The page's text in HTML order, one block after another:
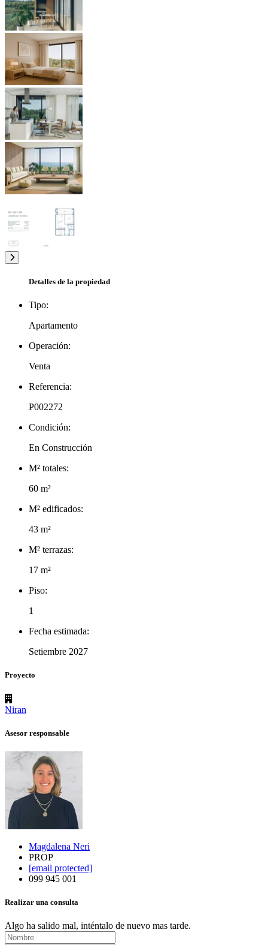
Detalles de la propiedad
Tipo:
Apartamento
Operación:
Venta
Referencia:
P002272
Condición:
En Construcción
M² totales:
60 m²
M² edificados:
43 m²
M² terrazas:
17 m²
Piso:
1
Fecha estimada:
Setiembre 2027
Proyecto
Niran
Asesor responsable
Magdalena Neri
PROP
[email protected]
099 945 001
Realizar una consulta
Algo ha salido mal, inténtalo de nuevo mas tarde.